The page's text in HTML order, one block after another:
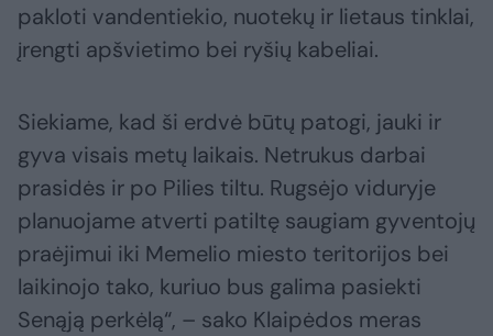
pakloti vandentiekio, nuotekų ir lietaus tinklai,
įrengti apšvietimo bei ryšių kabeliai.
Siekiame, kad ši erdvė būtų patogi, jauki ir
gyva visais metų laikais. Netrukus darbai
prasidės ir po Pilies tiltu. Rugsėjo viduryje
planuojame atverti patiltę saugiam gyventojų
praėjimui iki Memelio miesto teritorijos bei
laikinojo tako, kuriuo bus galima pasiekti
Senąją perkėlą“, – sako Klaipėdos meras